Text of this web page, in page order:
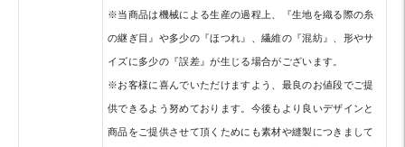
※当商品は機械による生産の過程上、『生地を織る際の糸
の継ぎ目』や多少の『ほつれ』、繊維の『混紡』、形やサ
イズに多少の『誤差』が生じる場合がございます。
※お客様に喜んでいただけますよう、最良のお値段でご提
供できるよう努めております。今後もより良いデザインと
商品をご提供させて頂くためにも素材や縫製につきまして